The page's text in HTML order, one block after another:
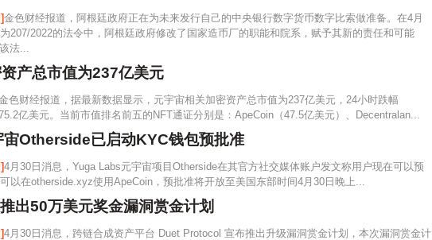
金色财经报道，阿根廷政府正在为未来发行自己的中央银行数字货币数字比索做准备。在4月
207/2022的法令中，阿根廷政府修改了国家造币厂的职能和院系，赋予其新的责任和可能
法...
产总市值为237亿美元
色财经报道，据最新数据显示，元宇宙相关加密资产总市值为237亿美元，24小时跌幅
亿美元。当前市值排名前五的NFT通证分别是：ApeCoin（47.5亿美元）、Decentralan...
Otherside已启动KYC钱包预批准
4月30日消息，Yuga Labs元宇宙项目Otherside在其官方社交媒体账户发文称用户现在可以预
以在otherside.xyz使用ApeCoin，预批准将开放至美国东部时间4月30日晚上...
出50万美元奖金漏洞赏金计划
4月30日消息，跨链合成资产平台 Duet Protocol 宣布推出升级漏洞赏金计划，本次漏洞赏金计